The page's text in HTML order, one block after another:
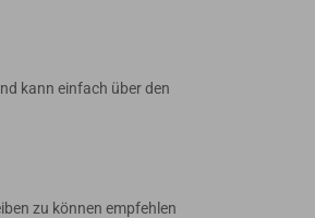
kann einfach über den
zu können empfehlen